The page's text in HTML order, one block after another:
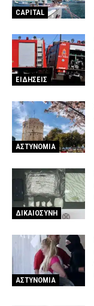
CAPITAL
ΕΙΔΗΣΕΙΣ
ΑΣΤΥΝΟΜΙΑ
ΔΙΚΑΙΟΣΥΝΗ
ΑΣΤΥΝΟΜΙΑ